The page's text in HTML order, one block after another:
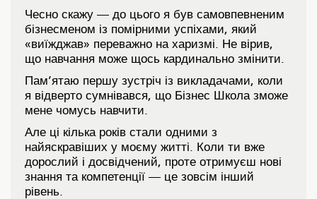
Чесно скажу — до цього я був самовпевненим
бізнесменом із помірними успіхами, який
«виїжджав» переважно на харизмі. Не вірив,
що навчання може щось кардинально змінити.
Пам’ятаю першу зустріч із викладачами, коли
я відверто сумнівався, що Бізнес Школа зможе
мене чомусь навчити.
Але ці кілька років стали одними з
найяскравіших у моєму житті. Коли ти вже
дорослий і досвідчений, проте отримуєш нові
знання та компетенції — це зовсім інший
рівень.